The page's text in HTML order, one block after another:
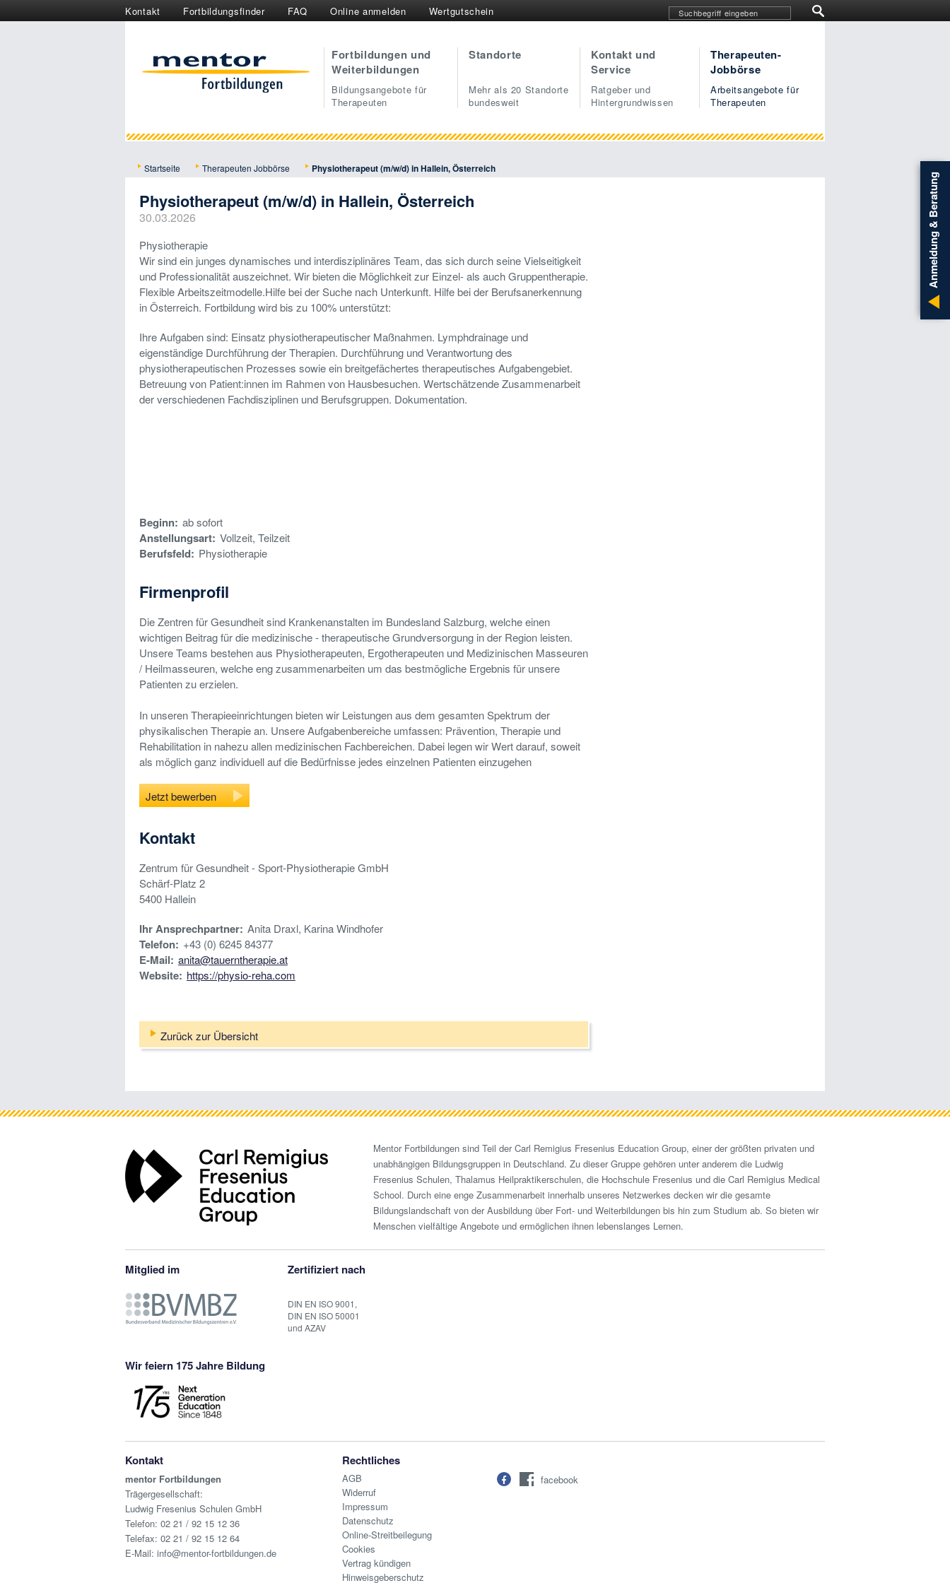
Kontakt Fortbildungsfinder FAQ Online anmelden Wertgutschein
Fortbildungen und
Weiterbildungen
Bildungsangebote für
Therapeuten
Standorte
Mehr als 20 Standorte
bundesweit
Kontakt und
Service
Ratgeber und
Hintergrundwissen
Therapeuten-
Jobbörse
Arbeitsangebote für
Therapeuten
Startseite Therapeuten Jobbörse Physiotherapeut (m/w/d) in Hallein, Österreich
Physiotherapeut (m/w/d) in Hallein, Österreich
30.03.2026
Physiotherapie
Wir sind ein junges dynamisches und interdisziplinäres Team, das sich durch seine Vielseitigkeit
und Professionalität auszeichnet. Wir bieten die Möglichkeit zur Einzel- als auch Gruppentherapie.
Flexible Arbeitszeitmodelle.Hilfe bei der Suche nach Unterkunft. Hilfe bei der Berufsanerkennung
in Österreich. Fortbildung wird bis zu 100% unterstützt:
Ihre Aufgaben sind: Einsatz physiotherapeutischer Maßnahmen. Lymphdrainage und
eigenständige Durchführung der Therapien. Durchführung und Verantwortung des
physiotherapeutischen Prozesses sowie ein breitgefächertes therapeutisches Aufgabengebiet.
Betreuung von Patient:innen im Rahmen von Hausbesuchen. Wertschätzende Zusammenarbeit
der verschiedenen Fachdisziplinen und Berufsgruppen. Dokumentation.
Beginn: ab sofort
Anstellungsart: Vollzeit, Teilzeit
Berufsfeld: Physiotherapie
Firmenprofil
Die Zentren für Gesundheit sind Krankenanstalten im Bundesland Salzburg, welche einen
wichtigen Beitrag für die medizinische - therapeutische Grundversorgung in der Region leisten.
Unsere Teams bestehen aus Physiotherapeuten, Ergotherapeuten und Medizinischen Masseuren
/ Heilmasseuren, welche eng zusammenarbeiten um das bestmögliche Ergebnis für unsere
Patienten zu erzielen.
In unseren Therapieeinrichtungen bieten wir Leistungen aus dem gesamten Spektrum der
physikalischen Therapie an. Unsere Aufgabenbereiche umfassen: Prävention, Therapie und
Rehabilitation in nahezu allen medizinischen Fachbereichen. Dabei legen wir Wert darauf, soweit
als möglich ganz individuell auf die Bedürfnisse jedes einzelnen Patienten einzugehen
Jetzt bewerben
Kontakt
Zentrum für Gesundheit - Sport-Physiotherapie GmbH
Schärf-Platz 2
5400 Hallein
Ihr Ansprechpartner: Anita Draxl, Karina Windhofer
Telefon: +43 (0) 6245 84377
E-Mail: anita@tauerntherapie.at
Website: https://physio-reha.com
Zurück zur Übersicht
Mentor Fortbildungen sind Teil der Carl Remigius Fresenius Education Group, einer der größten privaten und
unabhängigen Bildungsgruppen in Deutschland. Zu dieser Gruppe gehören unter anderem die Ludwig
Fresenius Schulen, Thalamus Heilpraktikerschulen, die Hochschule Fresenius und die Carl Remigius Medical
School. Durch eine enge Zusammenarbeit innerhalb unseres Netzwerkes decken wir die gesamte
Bildungslandschaft von der Ausbildung über Fort- und Weiterbildungen bis hin zum Studium ab. So bieten wir
Menschen vielfältige Angebote und ermöglichen ihnen lebenslanges Lernen.
Mitglied im Zertifiziert nach
DIN EN ISO 9001,
DIN EN ISO 50001
und AZAV
Wir feiern 175 Jahre Bildung
Kontakt
mentor Fortbildungen
Trägergesellschaft:
Ludwig Fresenius Schulen GmbH
Telefon: 02 21 / 92 15 12 36
Telefax: 02 21 / 92 15 12 64
E-Mail: info@mentor-fortbildungen.de
Rechtliches
AGB
Widerruf
Impressum
Datenschutz
Online-Streitbeilegung
Cookies
Vertrag kündigen
Hinweisgeberschutz
facebook
Anmeldung & Beratung